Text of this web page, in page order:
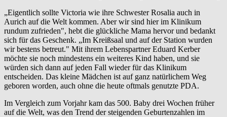
„Eigentlich sollte Victoria wie ihre Schwester Rosalia auch in
Aurich auf die Welt kommen. Aber wir sind hier im Klinikum
rundum zufrieden", hebt die glückliche Mama hervor und bedankt
sich für das Geschenk. „Im Kreißsaal und auf der Station wurden
wir bestens betreut." Mit ihrem Lebenspartner Eduard Kerber
möchte sie noch mindestens ein weiteres Kind haben, und sie
würden sich dann auf jeden Fall wieder für das Klinikum
entscheiden. Das kleine Mädchen ist auf ganz natürlichem Weg
geboren worden, auch ohne die heute oftmals genutzte PDA.
Im Vergleich zum Vorjahr kam das 500. Baby drei Wochen früher
auf die Welt, was den Trend der steigenden Geburtenzahlen im